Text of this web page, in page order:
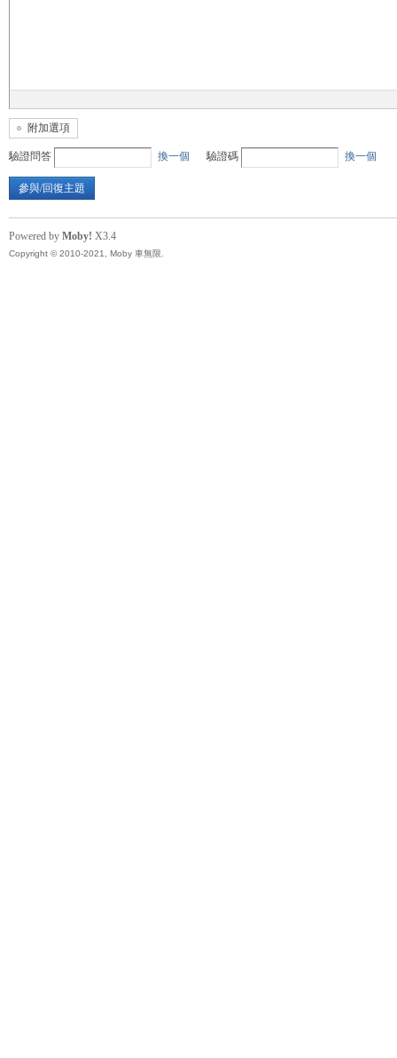
限
附加選項
驗證問答 換一個 驗證碼 換一個
參與/回復主題
Powered by Moby! X3.4
Copyright © 2010-2021, Moby 車無限.